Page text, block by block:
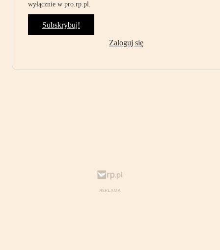
wyłącznie w pro.rp.pl.
Subskrybuj!
Zaloguj się